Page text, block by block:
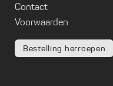
Contact
Voorwaarden
Bestelling herroepen